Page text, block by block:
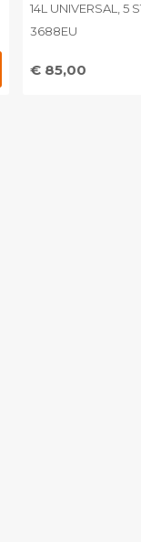
14L UNIVERSAL, 5
3688EU
€ 85,00